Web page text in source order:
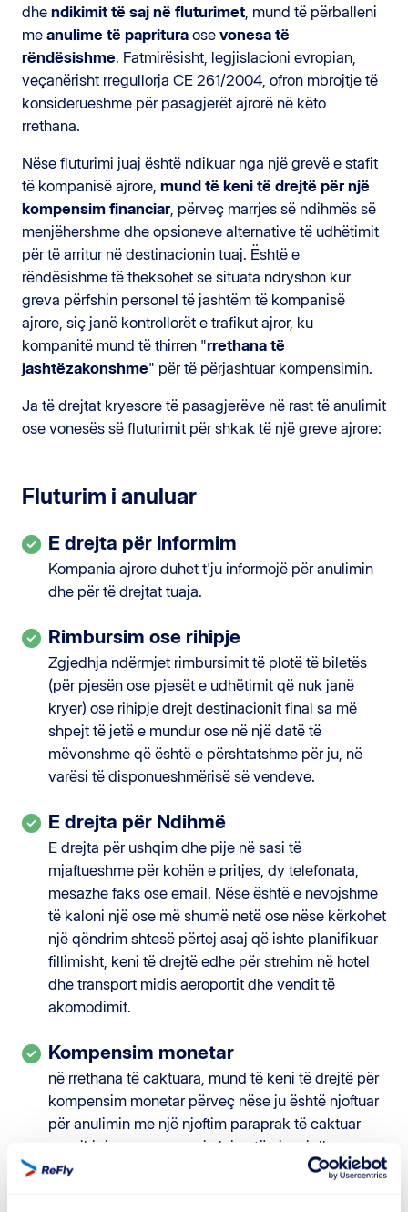
dhe ndikimit të saj në fluturimet, mund të përballeni
me anulime të papritura ose vonesa të
rëndësishme. Fatmirësisht, legjislacioni evropian,
veçanërisht rregullorja CE 261/2004, ofron mbrojtje të
konsiderueshme për pasagjerët ajrorë në këto
rrethana.
Nëse fluturimi juaj është ndikuar nga një grevë e stafit
të kompanisë ajrore, mund të keni të drejtë për një
kompensim financiar, përveç marrjes së ndihmës së
menjëhershme dhe opsioneve alternative të udhëtimit
për të arritur në destinacionin tuaj. Është e
rëndësishme të theksohet se situata ndryshon kur
greva përfshin personel të jashtëm të kompanisë
ajrore, siç janë kontrollorët e trafikut ajror, ku
kompanitë mund të thirren "rrethana të
jashtëzakonshme" për të përjashtuar kompensimin.
Ja të drejtat kryesore të pasagjerëve në rast të anulimit
ose vonesës së fluturimit për shkak të një greve ajrore:
Fluturim i anuluar
E drejta për Informim
Kompania ajrore duhet t'ju informojë për anulimin
dhe për të drejtat tuaja.
Rimbursim ose rihipje
Zgjedhja ndërmjet rimbursimit të plotë të biletës
(për pjesën ose pjesët e udhëtimit që nuk janë
kryer) ose rihipje drejt destinacionit final sa më
shpejt të jetë e mundur ose në një datë të
mëvonshme që është e përshtatshme për ju, në
varësi të disponueshmërisë së vendeve.
E drejta për Ndihmë
E drejta për ushqim dhe pije në sasi të
mjaftueshme për kohën e pritjes, dy telefonata,
mesazhe faks ose email. Nëse është e nevojshme
të kaloni një ose më shumë netë ose nëse kërkohet
një qëndrim shtesë përtej asaj që ishte planifikuar
fillimisht, keni të drejtë edhe për strehim në hotel
dhe transport midis aeroportit dhe vendit të
akomodimit.
Kompensim monetar
në rrethana të caktuara, mund të keni të drejtë për
kompensim monetar përveç nëse ju është njoftuar
për anulimin me një njoftim paraprak të caktuar
ose rihipja e propozuar ju lejon të niseni dhe
mbërrini në destinacion brenda kohës së caktuar.